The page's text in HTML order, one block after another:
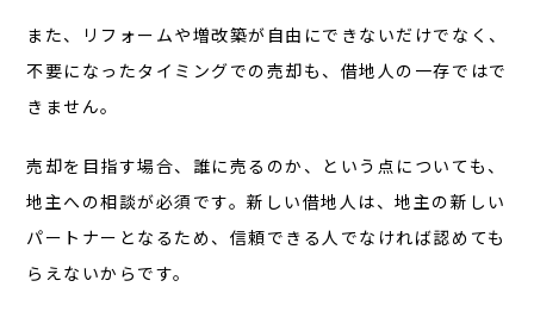
また、リフォームや増改築が自由にできないだけでなく、
不要になったタイミングでの売却も、借地人の一存ではで
きません。
売却を目指す場合、誰に売るのか、という点についても、
地主への相談が必須です。新しい借地人は、地主の新しい
パートナーとなるため、信頼できる人でなければ認めても
らえないからです。